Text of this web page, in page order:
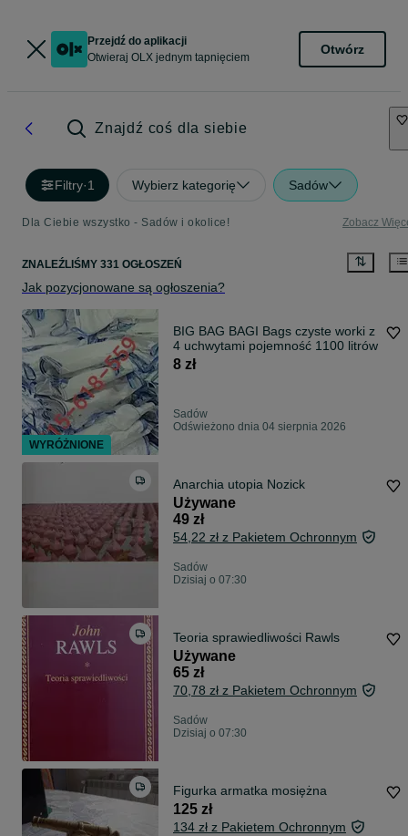
Przejdź do aplikacji
Otwieraj OLX jednym tapnięciem
Otwórz
Znajdź coś dla siebie
Filtry·1 Wybierz kategorię Sadów
Dla Ciebie wszystko - Sadów i okolice! Zobacz
ZNALEŹLIŚMY 331 OGŁOSZEŃ
Jak pozycjonowane są ogłoszenia?
BIG BAG BAGI Bags czyste worki z
4 uchwytami pojemność 1100 litrów
8 zł
Sadów
Odświeżono dnia 04 sierpnia 2026
Anarchia utopia Nozick
Używane
49 zł
54,22 zł z Pakietem Ochronnym
Sadów
Dzisiaj o 07:30
Teoria sprawiedliwości Rawls
Używane
65 zł
70,78 zł z Pakietem Ochronnym
Sadów
Dzisiaj o 07:30
Figurka armatka mosiężna
125 zł
134 zł z Pakietem Ochronnym
WYRÓŻNIONE